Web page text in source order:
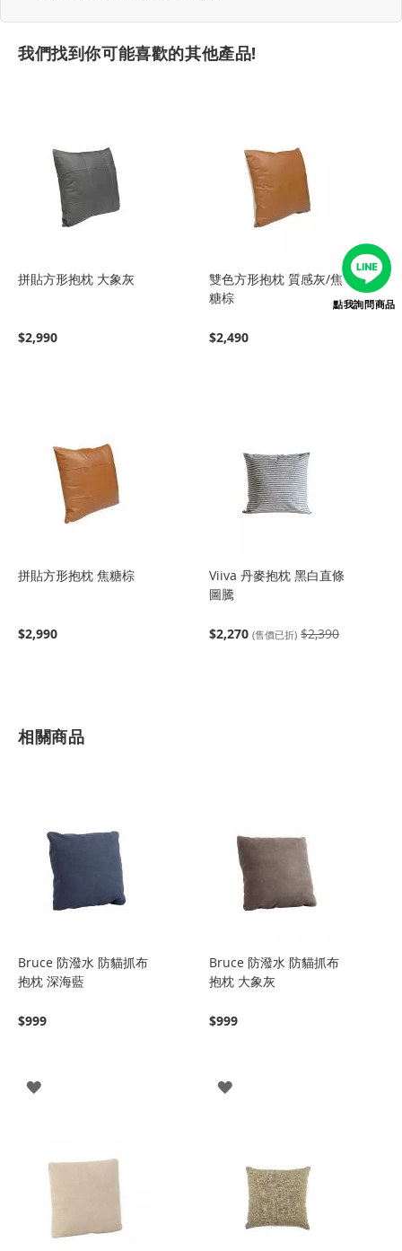
我們找到你可能喜歡的其他產品!
拼貼方形抱枕 大象灰
$2,990
雙色方形抱枕 質感灰/焦
糖棕
$2,490
拼貼方形抱枕 焦糖棕
$2,990
Viiva 丹麥抱枕 黑白直條
圖騰
$2,270 (售價已折) $2,390
相關商品
Bruce 防潑水 防貓抓布
抱枕 深海藍
$999
登
Bruce 防潑水 防貓抓布
抱枕 大象灰
$999
登
點我詢問商品